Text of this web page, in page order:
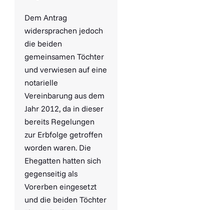
Dem Antrag
widersprachen jedoch
die beiden
gemeinsamen Töchter
und verwiesen auf eine
notarielle
Vereinbarung aus dem
Jahr 2012, da in dieser
bereits Regelungen
zur Erbfolge getroffen
worden waren. Die
Ehegatten hatten sich
gegenseitig als
Vorerben eingesetzt
und die beiden Töchter